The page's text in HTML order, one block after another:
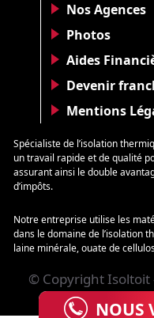
Nos Agences
Photos
Aides
Devenir
Mentions
Spécialiste de l’isolation
un travail rapide et de qualité
assurant ainsi le double
d’impôts.
Notre entreprise utilise les
dans le domaine de l’isolation
laine minérale, ouate de
© Copyright Isoltoit
NOUS